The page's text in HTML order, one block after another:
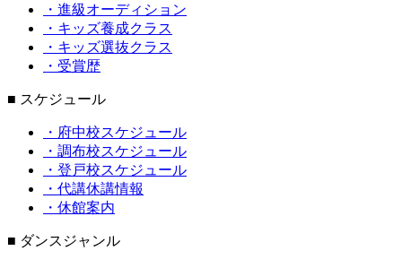
・進級オーディション
・キッズ養成クラス
・キッズ選抜クラス
・受賞歴
■ スケジュール
・府中校スケジュール
・調布校スケジュール
・登戸校スケジュール
・代講休講情報
・休館案内
■ ダンスジャンル